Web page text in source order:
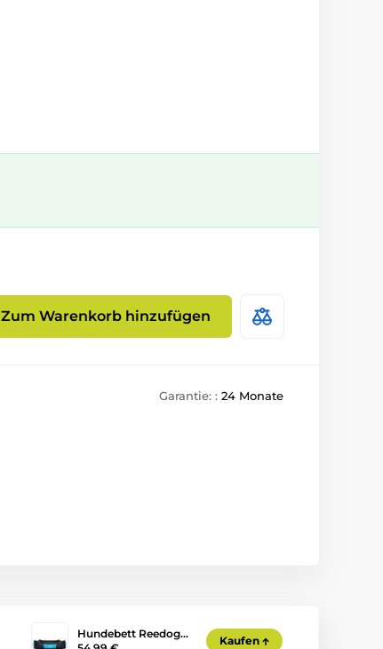
Zum Warenkorb hinzufügen
Garantie: : 24 Monate
Hundebett Reedog…
Kaufen